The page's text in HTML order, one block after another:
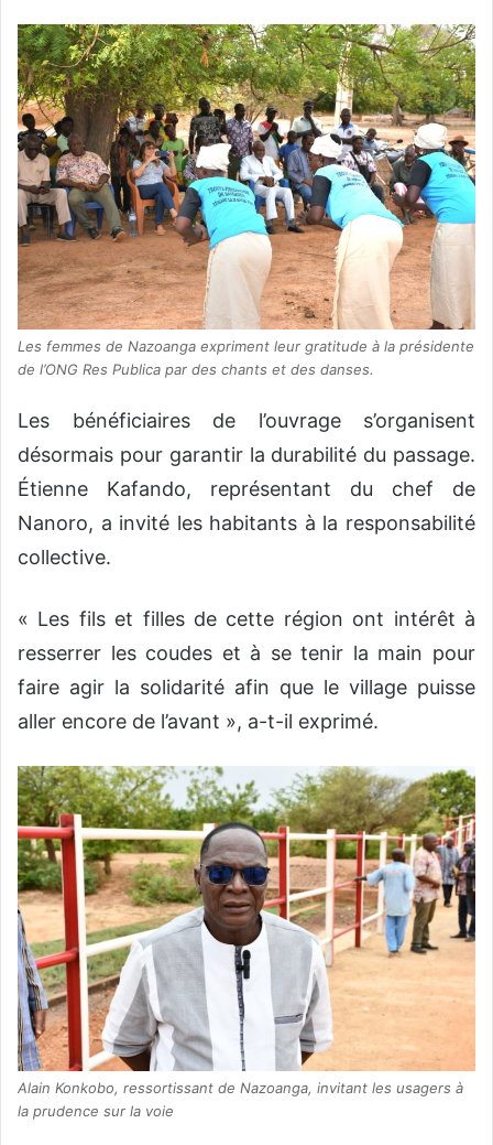
Les femmes de Nazoanga expriment leur gratitude à la présidente
de l’ONG Res Publica par des chants et des danses.
Les bénéficiaires de l’ouvrage s’organisent
désormais pour garantir la durabilité du passage.
Étienne Kafando, représentant du chef de
Nanoro, a invité les habitants à la responsabilité
collective.
« Les fils et filles de cette région ont intérêt à
resserrer les coudes et à se tenir la main pour
faire agir la solidarité afin que le village puisse
aller encore de l’avant », a-t-il exprimé.
Alain Konkobo, ressortissant de Nazoanga, invitant les usagers à
la prudence sur la voie